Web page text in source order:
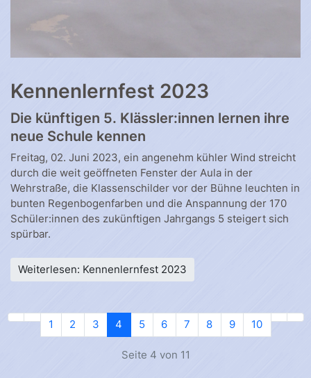
Kennenlernfest 2023
Die künftigen 5. Klässler:innen lernen ihre
neue Schule kennen
Freitag, 02. Juni 2023, ein angenehm kühler Wind streicht
durch die weit geöffneten Fenster der Aula in der
Wehrstraße, die Klassenschilder vor der Bühne leuchten in
bunten Regenbogenfarben und die Anspannung der 170
Schüler:innen des zukünftigen Jahrgangs 5 steigert sich
spürbar.
Weiterlesen: Kennenlernfest 2023
1 2 3 4 5 6 7 8 9 10
Seite 4 von 11